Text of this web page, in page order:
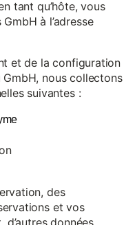
tant qu’hôte, vous
à l’adresse
et de la configuration
nous collectons
suivantes :
des
et vos
d’autres données